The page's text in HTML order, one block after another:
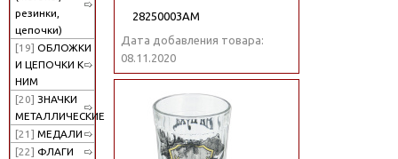
резинки,
цепочки)
[19] ОБЛОЖКИ
И ЦЕПОЧКИ К
НИМ
[20] ЗНАЧКИ
МЕТАЛЛИЧЕСКИЕ
[21] МЕДАЛИ
[22] ФЛАГИ
28250003АМ
Дата добавления товара:
08.11.2020